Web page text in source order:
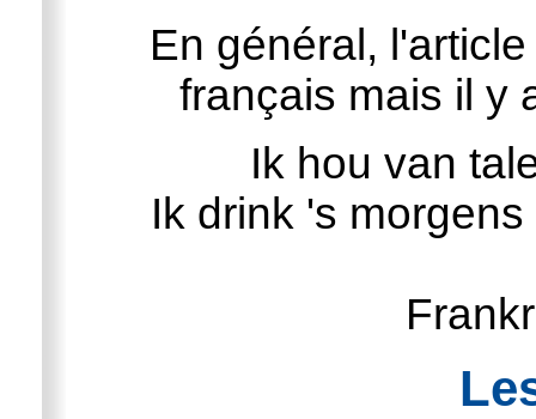
En général,
français mais il y
Ik hou van
Ik drink 's